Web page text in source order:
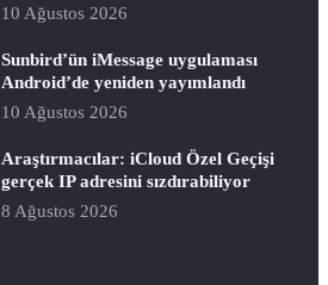
10 Ağustos 2026
Sunbird’ün iMessage uygulaması
Android’de yeniden yayımlandı
10 Ağustos 2026
Araştırmacılar: iCloud Özel Geçişi
gerçek IP adresini sızdırabiliyor
8 Ağustos 2026